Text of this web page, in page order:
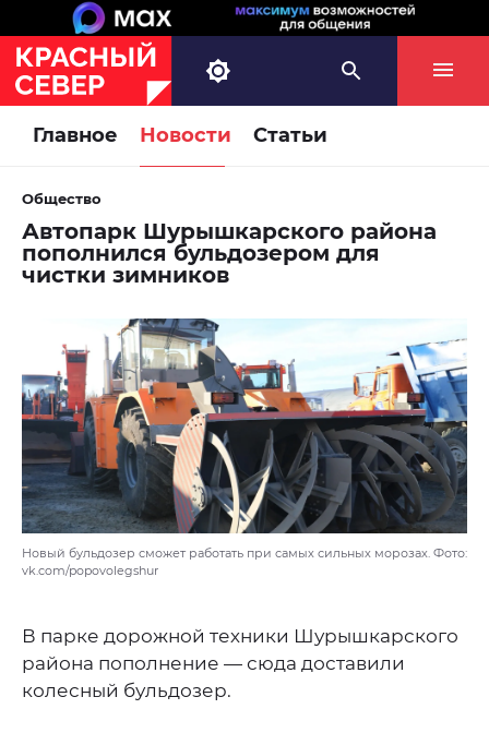
Главное Новости Статьи
Общество
Автопарк Шурышкарского района
пополнился бульдозером для
чистки зимников
Новый бульдозер сможет работать при самых сильных морозах. Фото:
vk.com/popovolegshur
В парке дорожной техники Шурышкарского
района пополнение — сюда доставили
колесный бульдозер.